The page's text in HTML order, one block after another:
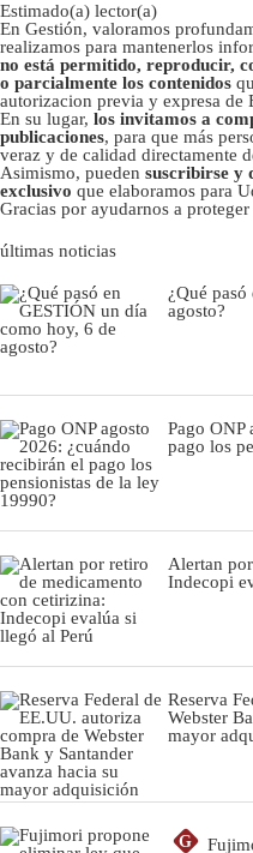
Estimado(a) lector(a)
En Gestión, valoramos
realizamos para mantenerlos
no está permitido, reproducir,
o parcialmente los contenidos
autorizacion previa y expresa de
En su lugar, los invitamos a
publicaciones, para que más
veraz y de calidad directamente
Asimismo, pueden suscribirse y
exclusivo que elaboramos para
Gracias por ayudarnos a
últimas noticias
¿Qué
agosto?
Pago ONP
pago los
Alertan
Indecopi
Reserva
Webster
mayor
G